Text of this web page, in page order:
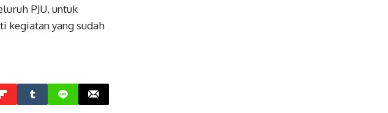
PJU, untuk
kegiatan yang sudah